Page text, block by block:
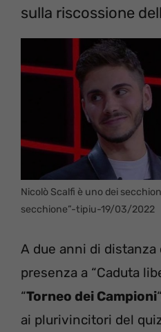
sulla riscossione
Nicolò Scalfi è uno dei
secchione”-tipiu-19/03/2022
A due anni di distanza
presenza a “Caduta
“Torneo dei Campioni
ai plurivincitori del